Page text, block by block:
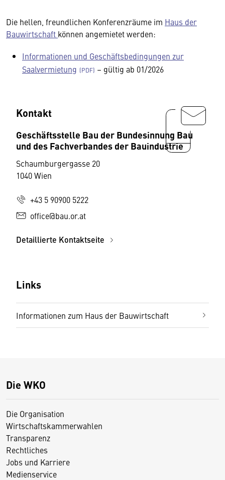
Die hellen, freundlichen Konferenzräume im Haus der
Bauwirtschaft können angemietet werden:
Informationen und Geschäftsbedingungen zur
Saalvermietung
– gültig ab 01/2026
Kontakt
Geschäftsstelle Bau der Bundesinnung Bau
und des Fachverbandes der Bauindustrie
Schaumburgergasse 20
1040 Wien
+43 5 90900 5222
office@bau.or.at
Detaillierte Kontaktseite
Links
Informationen zum Haus der Bauwirtschaft
Die WKO
Die Organisation
Wirtschaftskammerwahlen
Transparenz
Rechtliches
Jobs und Karriere
Medienservice